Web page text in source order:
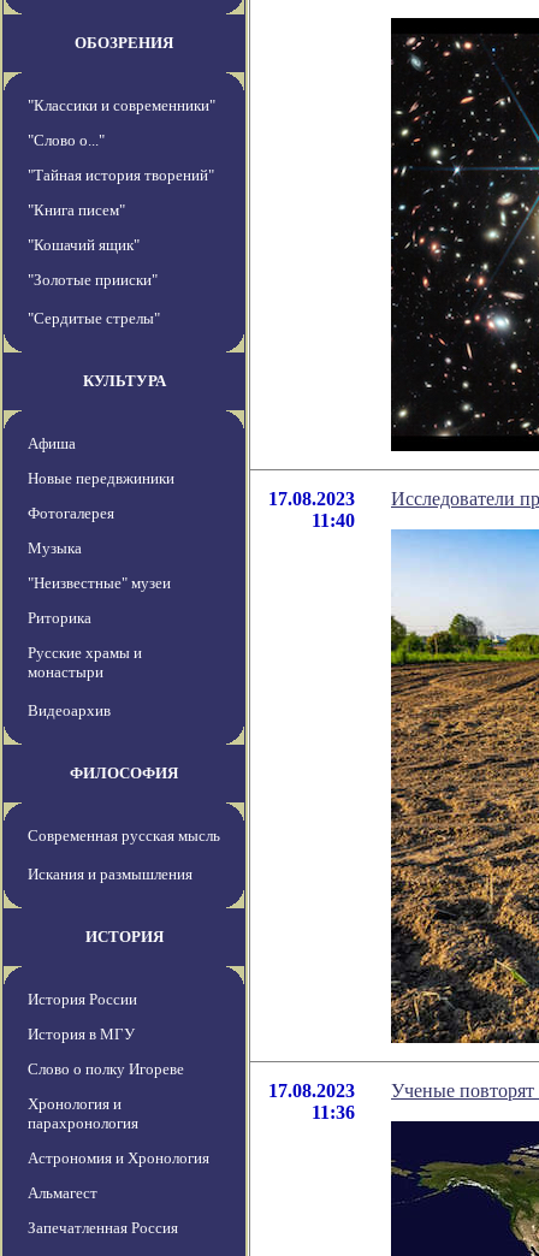
ОБОЗРЕНИЯ
"Классики и современники"
"Слово о..."
"Тайная история творений"
"Книга писем"
"Кошачий ящик"
"Золотые прииски"
"Сердитые стрелы"
КУЛЬТУРА
Афиша
Новые передвжиники
Фотогалерея
Музыка
"Неизвестные" музеи
Риторика
Русские храмы и
монастыри
Видеоархив
ФИЛОСОФИЯ
Современная русская мысль
Искания и размышления
ИСТОРИЯ
История России
История в МГУ
Слово о полку Игореве
Хронология и
парахронология
Астрономия и Хронология
Альмагест
Запечатленная Россия
17.08.2023
11:40
Исследователи
17.08.2023
11:36
Ученые повторят